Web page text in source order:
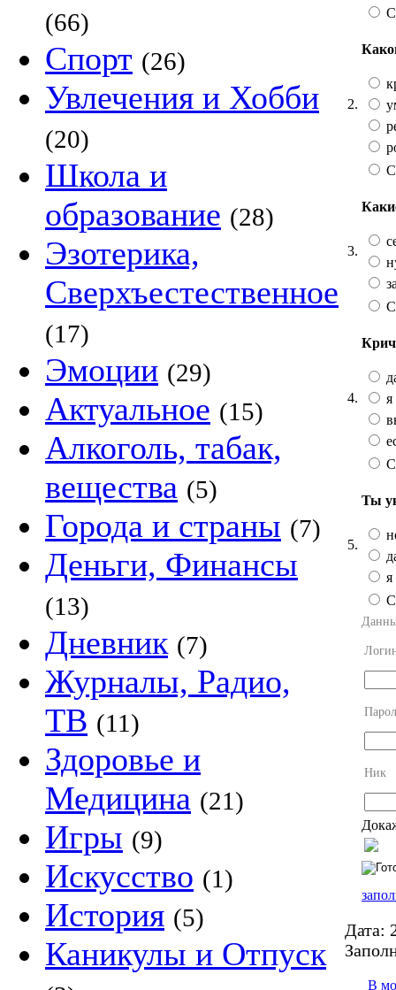
(66)
Спорт (26)
Увлечения и Хобби
(20)
Школа и
образование (28)
Эзотерика,
Сверхъестественное
(17)
Эмоции (29)
Актуальное (15)
Алкоголь, табак,
вещества (5)
Города и страны (7)
Деньги, Финансы
(13)
Дневник (7)
Журналы, Радио,
ТВ (11)
Здоровье и
Медицина (21)
Игры (9)
Искусство (1)
История (5)
Каникулы и Отпуск
2.
3.
4.
5.
Ты
я
Ник
Дата:
В